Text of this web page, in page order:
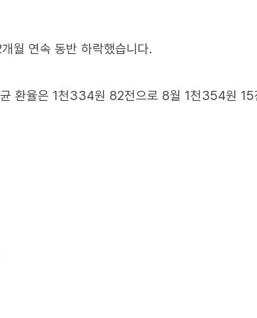
월 연속 동반 하락했습니다.
환율은 1천334원 82전으로 8월 1천354원 15